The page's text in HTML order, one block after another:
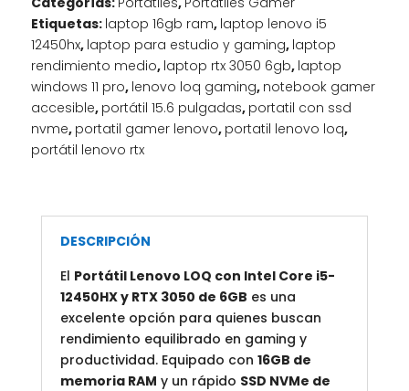
Etiquetas: laptop 16gb ram, laptop lenovo i5
12450hx, laptop para estudio y gaming, laptop
rendimiento medio, laptop rtx 3050 6gb, laptop
windows 11 pro, lenovo loq gaming, notebook gamer
accesible, portátil 15.6 pulgadas, portatil con ssd
nvme, portatil gamer lenovo, portatil lenovo loq,
portátil lenovo rtx
DESCRIPCIÓN
El Portátil Lenovo LOQ con Intel Core i5-
12450HX y RTX 3050 de 6GB es una
excelente opción para quienes buscan
rendimiento equilibrado en gaming y
productividad. Equipado con 16GB de
memoria RAM y un rápido SSD NVMe de